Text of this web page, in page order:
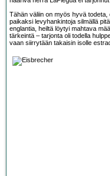
Tähän väliin on myös hyvä
paikaksi levyhankintoja silmällä
englantia, heiltä löytyi mahtava
tärkeintä – tarjonta oli todella
vaan siirrytään takaisin isolle